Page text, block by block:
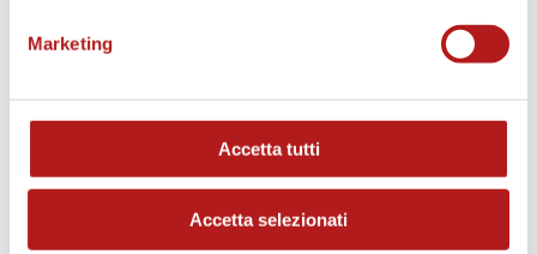
Marketing
Accetta tutti
Accetta selezionati